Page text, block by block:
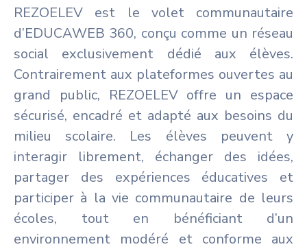
REZOELEV est le volet communautaire
d’EDUCAWEB 360, conçu comme un réseau
social exclusivement dédié aux élèves.
Contrairement aux plateformes ouvertes au
grand public, REZOELEV offre un espace
sécurisé, encadré et adapté aux besoins du
milieu scolaire. Les élèves peuvent y
interagir librement, échanger des idées,
partager des expériences éducatives et
participer à la vie communautaire de leurs
écoles, tout en bénéficiant d’un
environnement modéré et conforme aux